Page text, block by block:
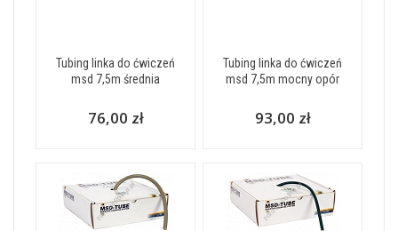
Tubing linka do ćwiczeń
msd 7,5m średnia
76,00 zł
Tubing linka do ćwiczeń
msd 7,5m mocny opór
93,00 zł